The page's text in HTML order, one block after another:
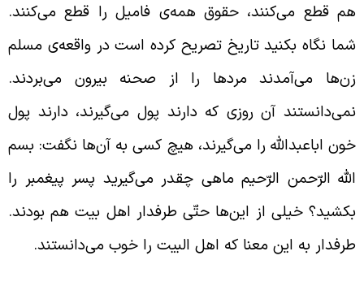
قطع می‌کنند، حقوق همه‌ی فامیل را قطع می‌کنند.
نگاه بکنید تاریخ تصریح کرده است در واقعه‌ی مسلم
می‌آمدند مردها را از صحنه بیرون می‌بردند.
آن روزی که دارند پول می‌گیرند، دارند پول
اباعبدالله را می‌گیرند، هیچ کسی به آن‌ها نگفت: بسم
الرّحمن الرّحیم ماهی چقدر می‌گیرید پسر پیغمبر را
خیلی از این‌ها حتّی طرفدار اهل بیت هم بودند.
به این معنا که اهل البیت را خوب می‌دانستند.